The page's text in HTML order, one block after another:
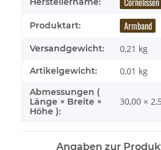
Produktart: Armband
Versandgewicht: 0,21 kg
Artikelgewicht: 0,01 kg
Abmessungen (
Länge × Breite ×
Höhe ):
30,00 ×
Angaben zur